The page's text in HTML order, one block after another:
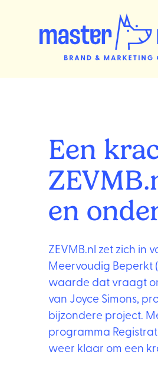
Een
en
ZEVMB.nl zet zich in
Meervoudig Beperkt
waarde dat vraagt
van Joyce Simons,
bijzondere project.
programma
weer klaar om een